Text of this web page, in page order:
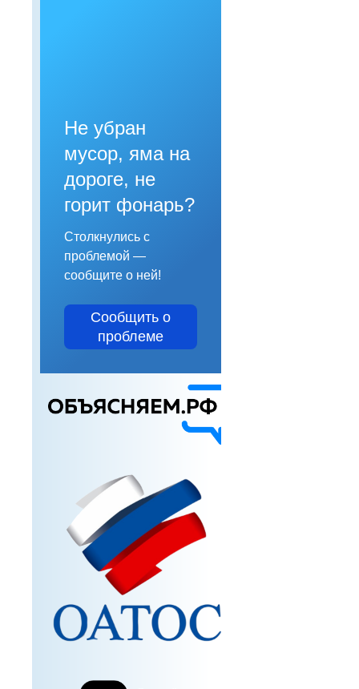
Не убран
мусор, яма на
дороге, не
горит фонарь?
Столкнулись с
проблемой —
сообщите о ней!
Сообщить о
проблеме